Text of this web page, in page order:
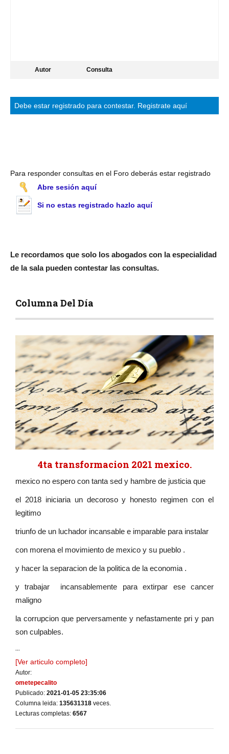
Autor Consulta
Debe estar registrado para contestar. Registrate aquí
Para responder consultas en el Foro deberás estar registrado
Abre sesión aquí
Si no estas registrado hazlo aquí
Le recordamos que solo los abogados con la especialidad
de la sala pueden contestar las consultas.
Columna Del Día
4ta transformacion 2021 mexico.
mexico no espero con tanta sed y hambre de justicia que
el 2018 iniciaria un decoroso y honesto regimen con el
legitimo
triunfo de un luchador incansable e imparable para instalar
con morena el movimiento de mexico y su pueblo .
y hacer la separacion de la politica de la economia .
y trabajar incansablemente para extirpar ese cancer
maligno
la corrupcion que perversamente y nefastamente pri y pan
son culpables.
...
[Ver articulo completo]
Autor:
ometepecalito
Publicado: 2021-01-05 23:35:06
Columna leida: 135631318 veces.
Lecturas completas: 6567